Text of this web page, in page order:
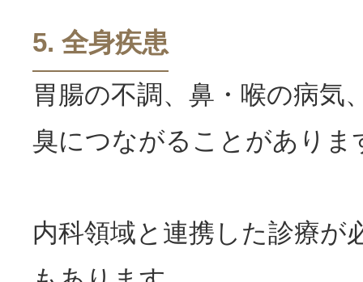
5. 全身疾患
胃腸の不調、鼻・喉の病気
臭につながることがありま
内科領域と連携した診療が